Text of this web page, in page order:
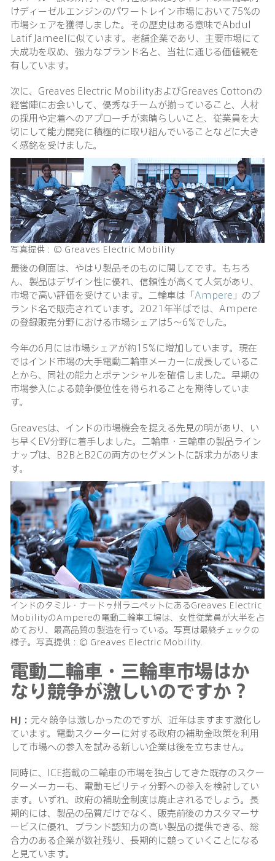
けディーゼルエンジンのパワートレイン市場において75%の
市場シェアを獲得しました。その歴史はある意味でAbdul
Latif Jameelに似ています。老舗企業であり、主要市場にて
大成功を収め、強力なブランド名と、当社に通じる価値観を
有しています。
次に、Greaves Electric MobilityおよびGreaves Cottonの
経営陣にお会いして、優秀なチームが揃っていること、人材
の採用や定着へのアプローチが素晴らしいこと、従業員を大
切にして能力開発に積極的に取り組んでいることなどに大き
く感銘を受けました。
写真提供：© Greaves Electric Mobility
最後の側面は、やはり製品そのものに関してです。もちろ
ん、製品はデザイン性に優れ、信頼性が高くて人気があり、
市場で高い評価を受けています。二輪車は「Ampere 」のブ
ランド名で販売されています。2021年半ばでは、Ampere
の登録販売分野における市場シェアは5〜6%でした。
今年の6月には市場シェアが約15%に増加しています。現在
ではインド市場の大手電動二輪車メーカーに成長しているこ
とから、同社の能力とポテンシャルを確信しました。早期の
市場参入による競争優位性を得られることを期待していま
す。
Greavesは、インドの市場機会を捉える先見の明があり、い
ち早くEV分野に着手しました。二輪車・三輪車の製品ライン
ナップは、B2BとB2Cの両方のセグメントに訴求力がありま
す。
インドのタミル・ナードゥ州ラニペットにあるGreaves Electric
MobilityのAmpereの電動二輪車工場は、女性従業員が大半を占
めており、最高品質の製造を行っている。写真は最終チェックの
様子。写真提供：© Greaves Electric Mobility.
電動二輪車・三輪車市場はか
なり競争が激しいのですか？
HJ： 元々競争は激しかったのですが、近年はますます激化し
ています。電動スクーターに対する政府の補助金政策を利用
して市場への参入を試みる新しい企業は後を立ちません。
同時に、ICE搭載の二輪車の市場を独占してきた既存のスクー
ターメーカーも、電動モビリティ分野への参入を検討してい
ます。いずれ、政府の補助金制度は廃止されるでしょう。長
期的には、製品の品質だけでなく、販売前後のカスタマーサ
ービスに優れ、ブランド認知力の高い製品の提供できる、総
合力のある企業が数社残り、長期的に競っていくことになる
と見ています。